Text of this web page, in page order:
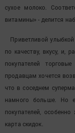
сухое молоко.
витамины» - делится
Приветливой
по качеству, вкусу, и,
покупателей
продавцам хочется
что в соседнем
намного больше. Но
покупателей,
карта скидок.